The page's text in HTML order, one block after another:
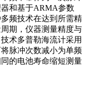
和基于ARMA参数
频技术在达到所需精
期，仪器测量精度与
术多普勒海流计采用
脉冲次数减小为单频
的电池寿命缩短测量